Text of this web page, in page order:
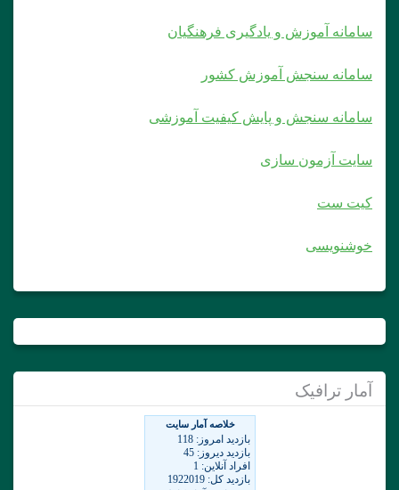
سامانه آموزش و یادگیری فرهنگیان
سامانه سنجش آموزش کشور
سامانه سنجش و پایش کیفیت آموزشی
سایت آزمون سازی
کیت ست
خوشنویسی
آمار ترافیک